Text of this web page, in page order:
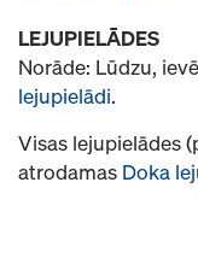
LEJUPIELĀDES
Norāde: Lūdzu,
lejupielādi.
Visas lejupielādes
atrodamas Doka